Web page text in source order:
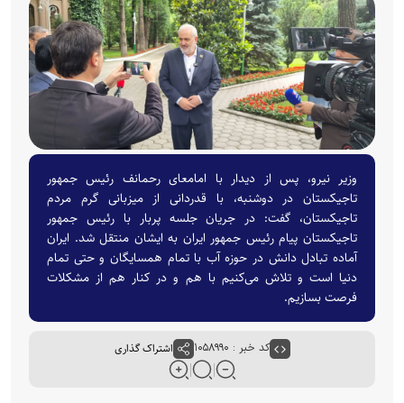
وزیر نیرو، پس از دیدار با امامعای رحمانف رئیس جمهور
تاجیکستان در دوشنبه، با قدردانی از میزبانی گرم مردم
تاجیکستان، گفت: در جریان جلسه پربار با رئیس جمهور
تاجیکستان پیام رئیس جمهور ایران به ایشان منتقل شد. ایران
آماده تبادل دانش در حوزه آب با تمام همسایگان و حتی تمام
دنیا است و تلاش می‌کنیم با هم و در کنار هم از مشکلات
فرصت بسازیم.
کد خبر : ۱۰۵۸۹۹۰ اشتراک گذاری